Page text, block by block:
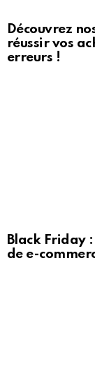
Découvrez
réussir vos
erreurs !
Black Friday
de e-